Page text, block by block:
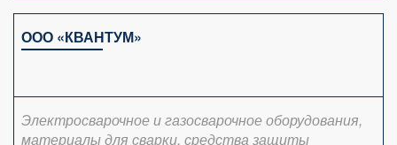
ООО «КВАНТУМ»
Электросварочное и газосварочное оборудования,
материалы для сварки, средства защиты